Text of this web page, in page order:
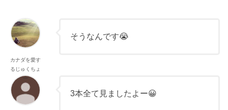
カナダを愛す
るじゅくちょ
ー
そうなんです😭
3本全て見ましたよー😀